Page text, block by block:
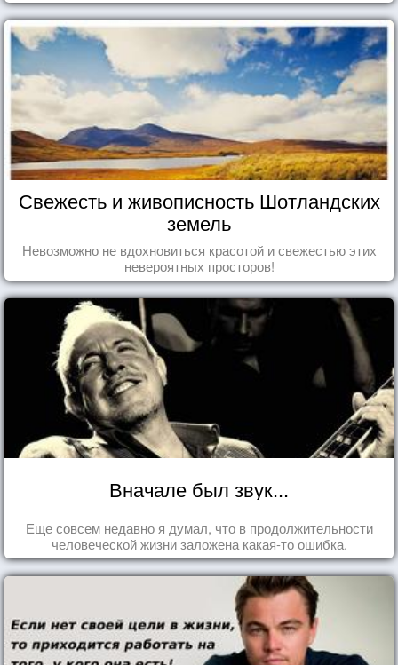
Свежесть и живописность Шотландских
земель
Невозможно не вдохновиться красотой и свежестью этих
невероятных просторов!
Вначале был звук...
Еще совсем недавно я думал, что в продолжительности
человеческой жизни заложена какая-то ошибка.